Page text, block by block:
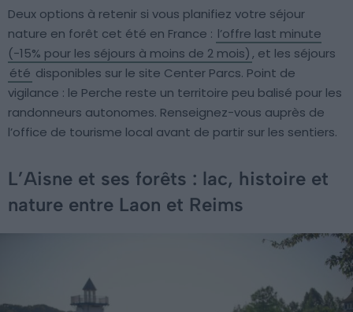
Deux options à retenir si vous planifiez votre séjour
nature en forêt cet été en France : l’offre last minute
(-15% pour les séjours à moins de 2 mois) , et les séjours
été disponibles sur le site Center Parcs. Point de
vigilance : le Perche reste un territoire peu balisé pour les
randonneurs autonomes. Renseignez-vous auprès de
l’office de tourisme local avant de partir sur les sentiers.
L’Aisne et ses forêts : lac, histoire et
nature entre Laon et Reims